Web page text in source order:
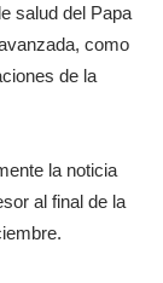
salud del Papa
como
de la
la noticia
al final de la